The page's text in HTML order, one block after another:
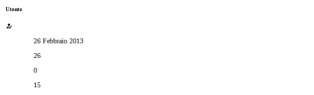
Utente
26 Febbraio 2013
26
0
15